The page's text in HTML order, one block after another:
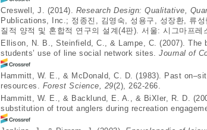
Creswell, J. (2014). Research Design: Qualitative,
Publications, Inc.; 정종진, 김영숙, 성용구, 성장환, 류
질적 양적 및 혼합적 연구의 설계(4판). 서울: 시그마프레
Ellison, N. B., Steinfield, C., & Lampe, C. (2007). The
students’ use of line social network sites. Journal of
Hammitt, W. E., & McDonald, C. D. (1983). Past
resources. Forest Science, 29(2), 262-266.
Hammitt, W. E., & Backlund, E. A., & BiXler, R. D.
substitution of trout anglers during recreation